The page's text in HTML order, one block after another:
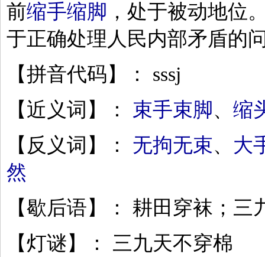
前缩手缩脚 ，处于被动地位
于正确处理人民内部矛盾的
【拼音代码】： sssj
【近义词】： 束手束脚、 缩
【反义词】： 无拘无束、 大
然
【歇后语】： 耕田穿袜；三
【灯谜】： 三九天不穿棉